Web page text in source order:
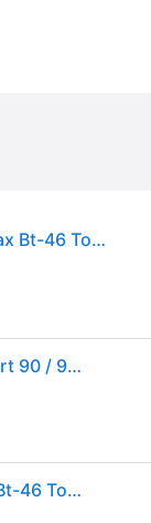
Voorband motorfiets Bridgestone Bridgestone Battlax Bt-46 Touring Tl 51h - Noir
Bridgestone Battlax-bt46 51h Tl Touring Front Tire Zwart 90 / 90 / R18
Voorband motorfiets Bridgestone Bridgestone Battlax Bt-46 Touring Tl 51h - Noir